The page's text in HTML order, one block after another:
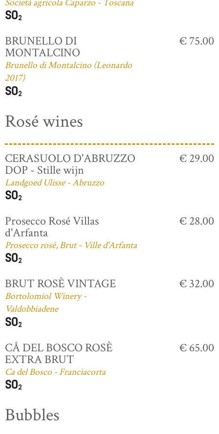
Società agricola Caparzo - Toscana
BRUNELLO DI
MONTALCINO
Brunello di Montalcino (Leonardo
2017)
€ 75.00
Rosé wines
CERASUOLO D'ABRUZZO
DOP - Stille wijn
Landgoed Ulisse - Abruzzo
€ 29.00
Prosecco Rosé Villas
d'Arfanta
Prosecco rosé, Brut - Ville d'Arfanta
€ 28.00
BRUT ROSÈ VINTAGE
Bortolomiol Winery -
Valdobbiadene
€ 32.00
CÅ DEL BOSCO ROSÈ
EXTRA BRUT
Ca del Bosco - Franciacorta
€ 65.00
Bubbles